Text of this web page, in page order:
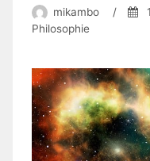
mikambo /
Philosophie